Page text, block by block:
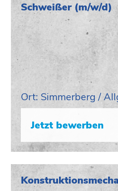
Schweißer (m/w/d)
Ort: Simmerberg /
Jetzt bewerben